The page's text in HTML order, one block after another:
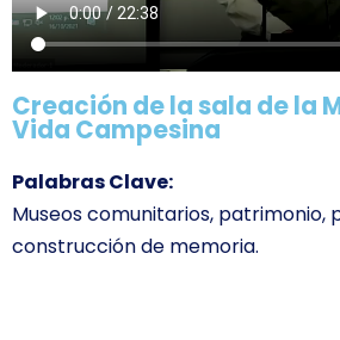
Creación de la sala de la
Vida Campesina
Palabras Clave:
Museos comunitarios, patrimonio,
construcción de memoria.